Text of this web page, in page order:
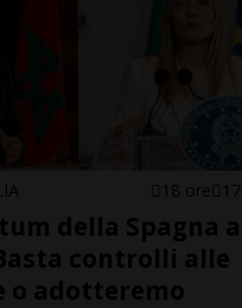
18 ore 17
della Spagna a
controlli alle
o adotteremo